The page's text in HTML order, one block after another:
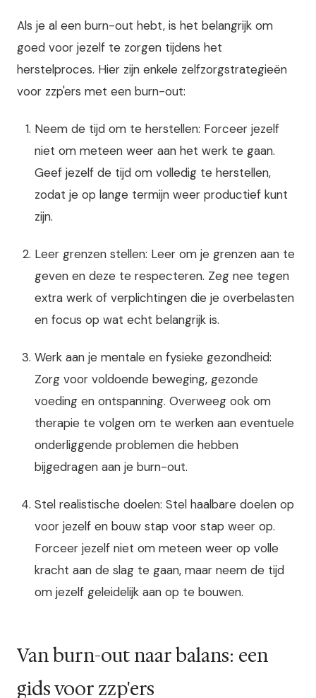
Als je al een burn-out hebt, is het belangrijk om
goed voor jezelf te zorgen tijdens het
herstelproces. Hier zijn enkele zelfzorgstrategieën
voor zzp'ers met een burn-out:
Neem de tijd om te herstellen: Forceer jezelf
niet om meteen weer aan het werk te gaan.
Geef jezelf de tijd om volledig te herstellen,
zodat je op lange termijn weer productief kunt
zijn.
Leer grenzen stellen: Leer om je grenzen aan te
geven en deze te respecteren. Zeg nee tegen
extra werk of verplichtingen die je overbelasten
en focus op wat echt belangrijk is.
Werk aan je mentale en fysieke gezondheid:
Zorg voor voldoende beweging, gezonde
voeding en ontspanning. Overweeg ook om
therapie te volgen om te werken aan eventuele
onderliggende problemen die hebben
bijgedragen aan je burn-out.
Stel realistische doelen: Stel haalbare doelen op
voor jezelf en bouw stap voor stap weer op.
Forceer jezelf niet om meteen weer op volle
kracht aan de slag te gaan, maar neem de tijd
om jezelf geleidelijk aan op te bouwen.
Van burn-out naar balans: een
gids voor zzp'ers